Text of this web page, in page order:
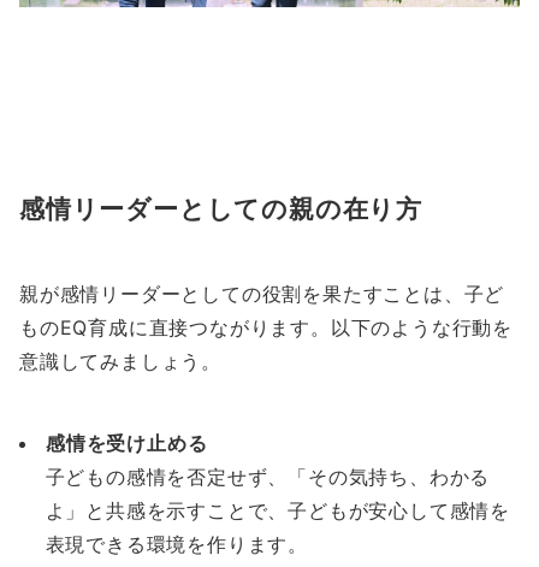
感情リーダーとしての親の在り方
親が感情リーダーとしての役割を果たすことは、子ど
ものEQ育成に直接つながります。以下のような行動を
意識してみましょう。
感情を受け止める
子どもの感情を否定せず、「その気持ち、わかる
よ」と共感を示すことで、子どもが安心して感情を
表現できる環境を作ります。